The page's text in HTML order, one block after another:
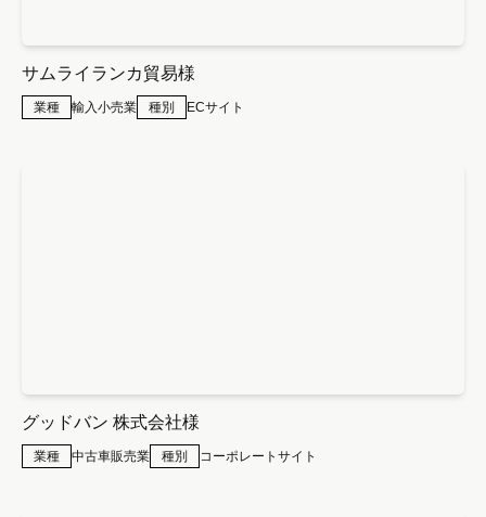
サムライランカ貿易様
業種 輸入小売業 種別 ECサイト
グッドバン 株式会社様
業種 中古車販売業 種別 コーポレートサイト